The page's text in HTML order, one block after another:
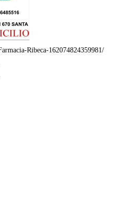
Ribeca-162074824359981/